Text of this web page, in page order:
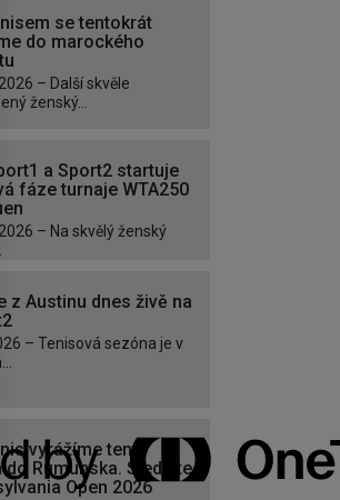
se tentokrát
do marockého
2026 – Další skvěle
ženský...
a Sport2 startuje
fáze turnaje WTA250
2026 – Na skvělý ženský
z Austinu dnes živě na
– Tenisová sezóna je v
vyrážíme tento
do Rumunska. Sledujte
Open 2026